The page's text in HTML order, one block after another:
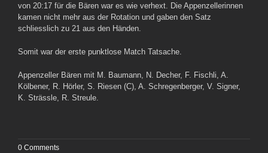
von 20:17 für die Bären war es wie verhext. Die Appenzellerinnen
kamen nicht mehr aus der Rotation und gaben den Satz
schliesslich zu 21 aus den Händen.
Somit war der erste punktlose Match Tatsache.
Appenzeller Bären mit M. Baumann, N. Decher, F. Fischli, A.
Kölbener, R. Hörler, S. Riesen (C), A. Schregenberger, V. Signer,
K. Strässle, R. Streule.
0 Comments